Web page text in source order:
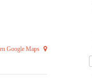
Google Maps